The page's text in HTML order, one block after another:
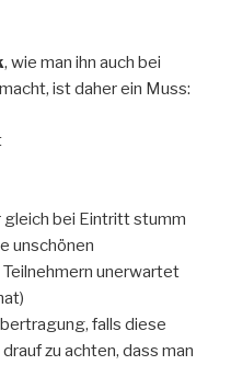
, wie man ihn auch bei
ist daher ein Muss:
gleich bei Eintritt stumm
unschönen
unerwartet
falls diese
zu achten, dass man